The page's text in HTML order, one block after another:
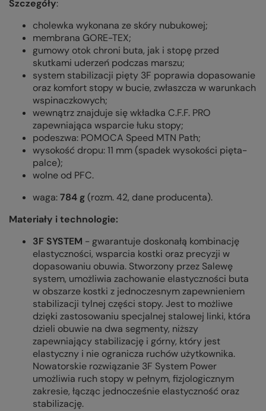
Szczegóły:
cholewka wykonana ze skóry nubukowej;
membrana GORE-TEX;
gumowy otok chroni buta, jak i stopę przed
skutkami uderzeń podczas marszu;
system stabilizacji pięty 3F poprawia dopasowanie
oraz komfort stopy w bucie, zwłaszcza w warunkach
wspinaczkowych;
wewnątrz znajduje się wkładka C.F.F. PRO
zapewniająca wsparcie łuku stopy;
podeszwa: POMOCA Speed MTN Path;
wysokość dropu: 11 mm (spadek wysokości pięta-
palce);
wolne od PFC.
waga:784g(rozm. 42, dane producenta).
Materiały i technologie:
3F SYSTEM - gwarantuje doskonałą kombinację
elastyczności, wsparcia kostki oraz precyzji w
dopasowaniu obuwia. Stworzony przez Salewę
system, umożliwia zachowanie elastyczności buta
w obszarze kostki z jednoczesnym zapewnieniem
stabilizacji tylnej części stopy. Jest to możliwe
dzięki zastosowaniu specjalnej stalowej linki, która
dzieli obuwie na dwa segmenty, niższy
zapewniający stabilizację i górny, który jest
elastyczny i nie ogranicza ruchów użytkownika.
Nowatorskie rozwiązanie 3F System Power
umożliwia ruch stopy w pełnym, fizjologicznym
zakresie, łącząc jednocześnie elastyczność oraz
stabilizację.